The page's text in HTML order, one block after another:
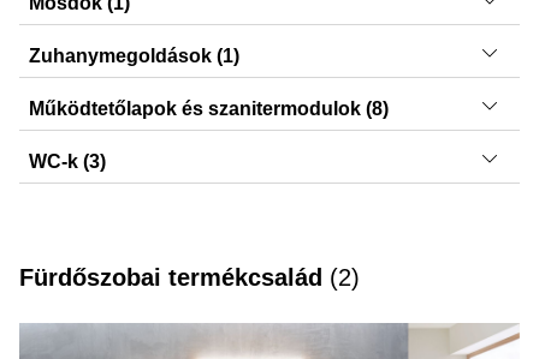
iCon
Zuhanymegoldások (1)
CleanLine
Működtetőlapok és szanitermodulok (8)
Sigma40, Sigma21, Sigma50, Sigma20, Sigma01,
Sigma70, Sigma30, DuoFresh modulok
WC-k (3)
Fürdőszobai termékcsalád (2)